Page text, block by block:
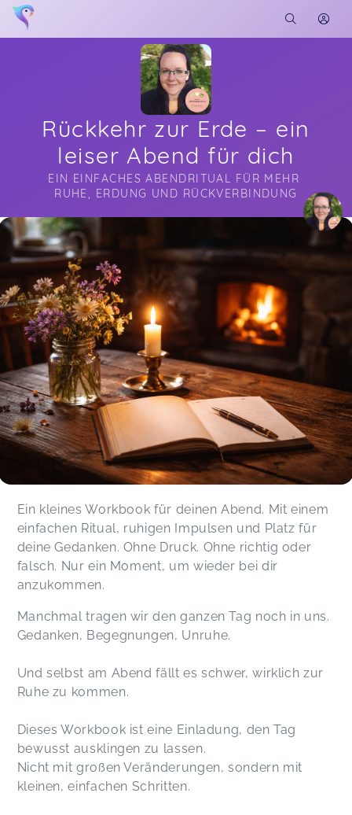
Rückkehr zur Erde – ein
leiser Abend für dich
EIN EINFACHES ABENDRITUAL FÜR MEHR
RUHE, ERDUNG UND RÜCKVERBINDUNG
Soon you will learn more about me here...
Ein kleines Workbook für deinen Abend. Mit einem
einfachen Ritual, ruhigen Impulsen und Platz für
deine Gedanken. Ohne Druck. Ohne richtig oder
falsch. Nur ein Moment, um wieder bei dir
anzukommen.
Manchmal tragen wir den ganzen Tag noch in uns.
Gedanken, Begegnungen, Unruhe.
Und selbst am Abend fällt es schwer, wirklich zur
Ruhe zu kommen.
Dieses Workbook ist eine Einladung, den Tag
bewusst ausklingen zu lassen.
Nicht mit großen Veränderungen, sondern mit
kleinen, einfachen Schritten.